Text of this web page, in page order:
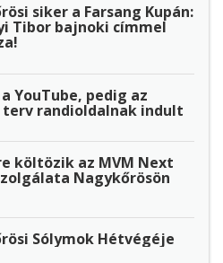
siker a Farsang Kupán:
Tibor bajnoki címmel
a YouTube, pedig az
randioldalnak indult
költözik az MVM Next
Nagykőrösön
Sólymok Hétvégéje